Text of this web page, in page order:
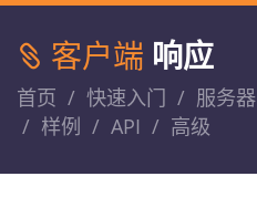
客户端 响应
首页 快速入门 服务器
样例
API 高级